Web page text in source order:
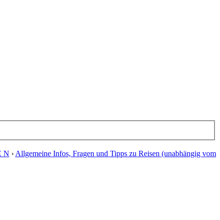
N › Allgemeine Infos, Fragen und Tipps zu Reisen (unabhängig vom